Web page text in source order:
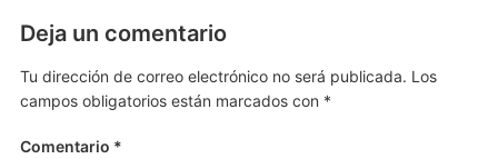
Deja un comentario
Tu dirección de correo electrónico no será publicada. Los
campos obligatorios están marcados con *
Comentario *